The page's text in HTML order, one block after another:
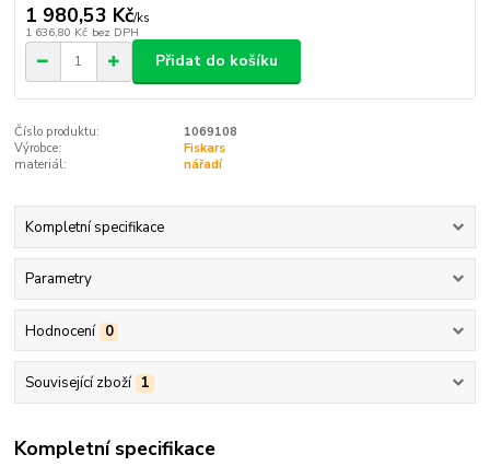
1 980,53 Kč/ks
1 636,80 Kč bez DPH
Přidat do košíku
Číslo produktu:
1069108
Výrobce:
Fiskars
materiál:
nářadí
Kompletní specifikace
Parametry
Hodnocení 0
Související zboží 1
Kompletní specifikace